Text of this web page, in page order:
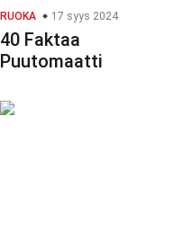
RUOKA 17 syys 2024
40 Faktaa
Puutomaatti